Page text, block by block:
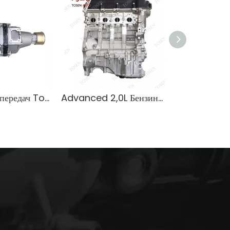
Для коробки передач Toyota Hiace 3L OEM 33030-OW641 Advanced 2,0L Бензиновый двигатель G4FG для седанов Hyundai